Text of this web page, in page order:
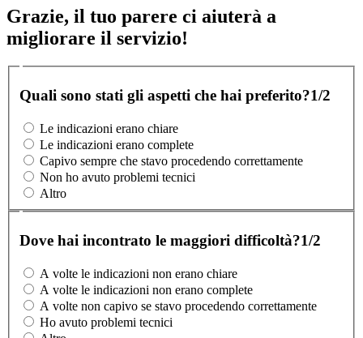
Grazie, il tuo parere ci aiuterà a
migliorare il servizio!
Quali sono stati gli aspetti che hai preferito?1/2
Le indicazioni erano chiare
Le indicazioni erano complete
Capivo sempre che stavo procedendo correttamente
Non ho avuto problemi tecnici
Altro
Dove hai incontrato le maggiori difficoltà?1/2
A volte le indicazioni non erano chiare
A volte le indicazioni non erano complete
A volte non capivo se stavo procedendo correttamente
Ho avuto problemi tecnici